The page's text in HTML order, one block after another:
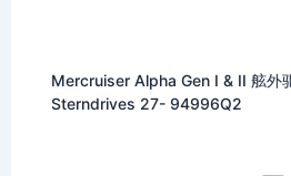
Mercruiser Alpha Gen I & II 舷外
Sterndrives 27- 94996Q2